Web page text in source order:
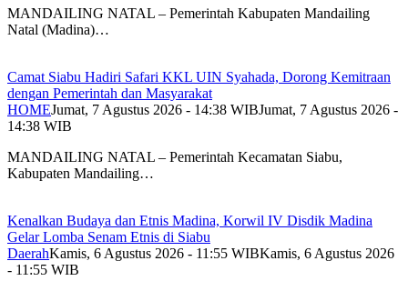
MANDAILING NATAL – Pemerintah Kabupaten Mandailing
Natal (Madina)…
Camat Siabu Hadiri Safari KKL UIN Syahada, Dorong Kemitraan
dengan Pemerintah dan Masyarakat
HOMEJumat, 7 Agustus 2026 - 14:38 WIBJumat, 7 Agustus 2026 -
14:38 WIB
MANDAILING NATAL – Pemerintah Kecamatan Siabu,
Kabupaten Mandailing…
Kenalkan Budaya dan Etnis Madina, Korwil IV Disdik Madina
Gelar Lomba Senam Etnis di Siabu
DaerahKamis, 6 Agustus 2026 - 11:55 WIBKamis, 6 Agustus 2026
- 11:55 WIB